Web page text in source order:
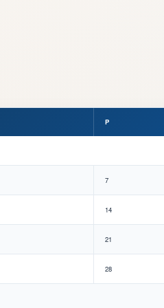
P
7
14
21
28